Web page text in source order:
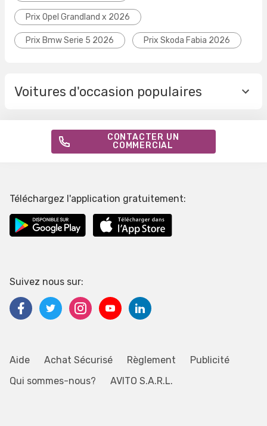
Prix Opel Grandland x 2026
Prix Bmw Serie 5 2026 Prix Skoda Fabia 2026
Voitures d'occasion populaires
CONTACTER UN
COMMERCIAL
Aide Achat Sécurisé Règlement
Publicité
Qui sommes-nous?
AVITO S.A.R.L.
Téléchargez l'application gratuitement:
Suivez nous sur: